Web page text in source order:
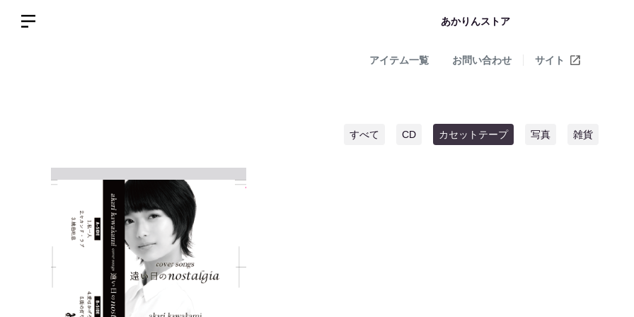
あかりんストア
アイテム一覧 お問い合わせ サイト
すべて CD カセットテープ 写真 雑貨